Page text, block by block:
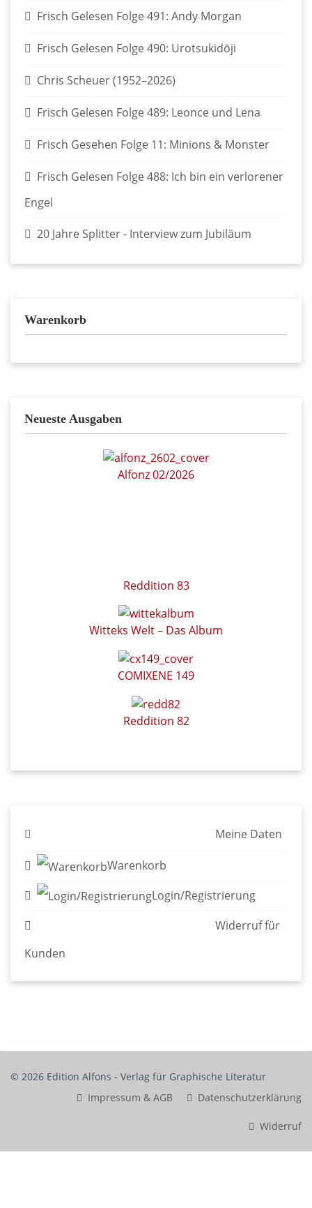
Frisch Gelesen Folge 491: Andy Morgan
Frisch Gelesen Folge 490: Urotsukidōji
Chris Scheuer (1952–2026)
Frisch Gelesen Folge 489: Leonce und Lena
Frisch Gesehen Folge 11: Minions & Monster
Frisch Gelesen Folge 488: Ich bin ein verlorener
Engel
20 Jahre Splitter - Interview zum Jubiläum
Warenkorb
Neueste Ausgaben
Alfonz 02/2026
COMIXENE 149
Reddition 82
Meine Daten
Login/Registrierung
Widerruf für Kunden
© 2026 Edition Alfons - Verlag für Graphische Literatur